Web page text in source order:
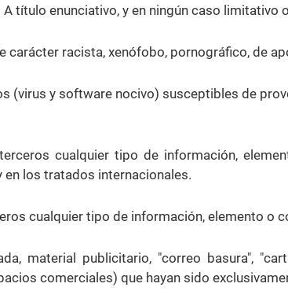
título enunciativo, y en ningún caso limitativo
racista, xenófobo, pornográfico, de
(virus y software nocivo) susceptibles de
cualquier tipo de información,
los tratados internacionales.
cualquier tipo de información, elemento o
material publicitario, "correo basura",
comerciales) que hayan sido